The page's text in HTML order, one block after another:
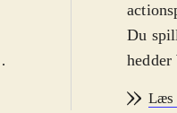
Du
gang
Læs